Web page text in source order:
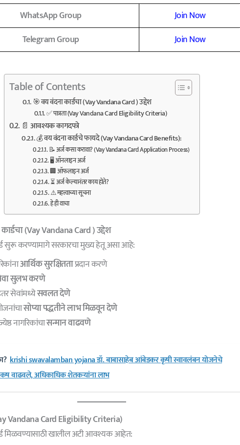
WhatsApp Group
Join Now
Telegram Group
Join Now
Table of Contents
🎯 वय वंदना कार्डचा (Vay Vandana Card ) उद्देश
✅ पात्रता (Vay Vandana Card Eligibility Criteria)
📄 आवश्यक कागदपत्रे
💰 वय वंदना कार्डचे फायदे (Vay Vandana Card Benefits):
📝 अर्ज कसा करावा? (Vay Vandana Card Application Process)
🖥️ ऑनलाइन अर्ज
🏢 ऑफलाइन अर्ज
⏳ अर्ज केल्यानंतर काय होते?
⚠️ महत्त्वाच्या सूचना
हे ही वाचा
(Vay Vandana Card) उद्देश
सुरू करण्यामागे सरकारचा मुख्य हेतू असा आहे:
आर्थिक सुरक्षितताप्रदान करणे
सुलभ करणे
सेवांमध्येसवलत देणे
सोप्या पद्धतीने लाभ मिळवून देणे
नागरिकांचासन्मान वाढवणे
krishi swavalamban yojana डॉ. बाबासाहेब आंबेडकर कृषी स्वावलंबन योजनेचे
वाढवले, अधिकाधिक शेतकऱ्यांना लाभ
Vandana CardEligibility Criteria)
मिळवण्यासाठी खालील अटी आवश्यक आहेत: